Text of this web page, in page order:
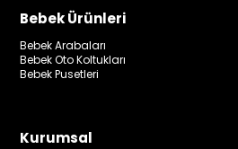
Bebek Ürünleri
Bebek Arabaları
Bebek Oto Koltukları
Bebek Pusetleri
Kurumsal